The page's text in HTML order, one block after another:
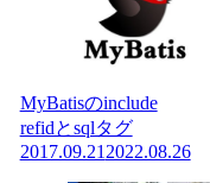
MyBatisのinclude
refidとsqlタグ
2017.09.21 2022.08.26